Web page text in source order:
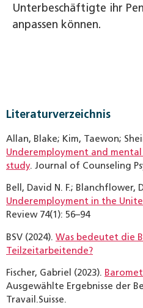
Unterbeschäftigte ihr
anpassen können.
Literaturverzeichnis
Allan, Blake; Kim, Taewon;
Underemployment and
study. Journal of Counseling
Bell, David N. F.; Blanchflower,
Underemployment in the
Review 74(1): 56–94
BSV (2024). Was bedeutet die
Teilzeitarbeitende?
Fischer, Gabriel (2023).
Ausgewählte Ergebnisse der
Travail.Suisse.